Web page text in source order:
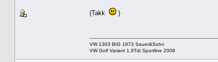
(Takk )
VW 1303 BIG 1973 Sauer&Sohn
VW Golf Variant 1,9Tdi Sportline 2008